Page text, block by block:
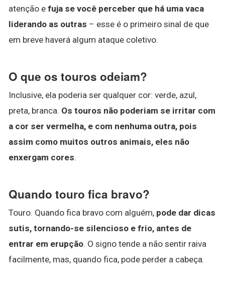
atenção e fuja se você perceber que há uma vaca
liderando as outras – esse é o primeiro sinal de que
em breve haverá algum ataque coletivo.
O que os touros odeiam?
Inclusive, ela poderia ser qualquer cor: verde, azul,
preta, branca. Os touros não poderiam se irritar com
a cor ser vermelha, e com nenhuma outra, pois
assim como muitos outros animais, eles não
enxergam cores.
Quando touro fica bravo?
Touro. Quando fica bravo com alguém, pode dar dicas
sutis, tornando-se silencioso e frio, antes de
entrar em erupção. O signo tende a não sentir raiva
facilmente, mas, quando fica, pode perder a cabeça.